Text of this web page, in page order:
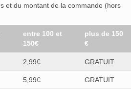
et du montant de la commande (hors
entre 100 et
150€
plus de 150
€
2,99€ GRATUIT
5,99€ GRATUIT